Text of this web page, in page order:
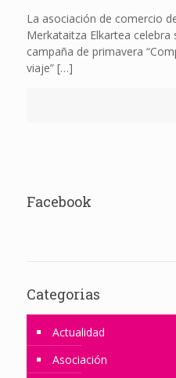
La asociación de comercio
Merkataitza Elkartea
campaña de primavera
viaje”[…]
Facebook
Categorias
Actualidad
Asociación